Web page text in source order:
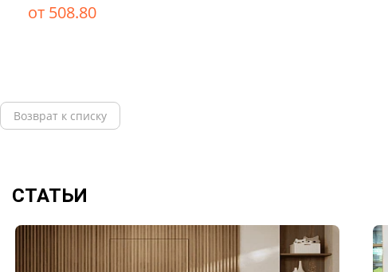
от 508.80
Возврат к списку
СТАТЬИ